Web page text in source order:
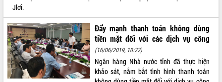
Jlơi.
Đẩy mạnh thanh toán không dùng
tiền mặt đối với các dịch vụ công
(16/06/2019, 10:22)
Ngân hàng Nhà nước tỉnh đã thực hiện
khảo sát, nắm bắt tình hình thanh toán